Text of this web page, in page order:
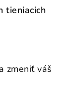
zmeniť váš